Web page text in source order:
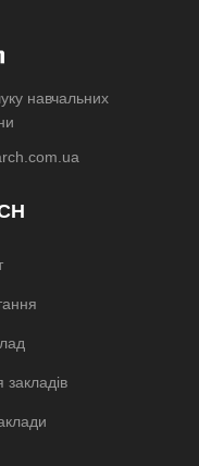
навчальних
закладів